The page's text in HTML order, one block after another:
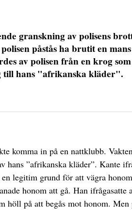
granskning av polisens
påstås ha brutit en
av polisen från en krog
till hans "afrikanska kläder".
komma in på en nattklubb.
hans ”afrikanska kläder”. Kante
legitim grund för att vägra
honom att gå. Han
höll på att begås mot honom.